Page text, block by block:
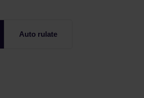
Auto rulate